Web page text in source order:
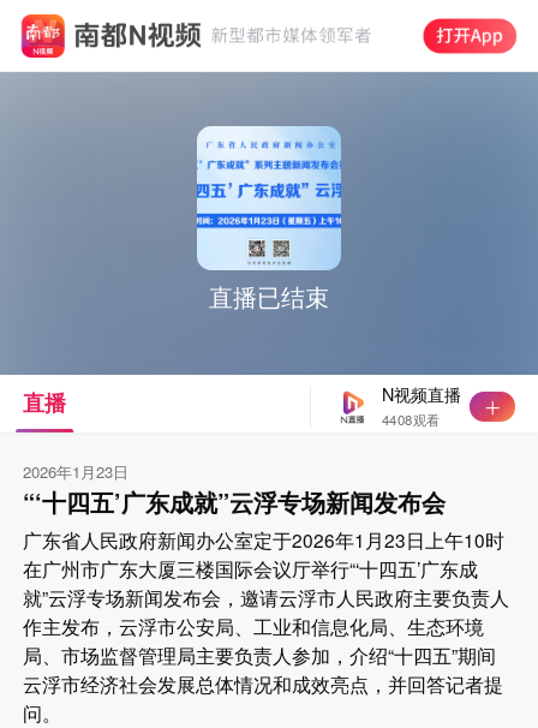
直播已结束
N视频直播
4408观看
直播
2026年1月23日
“‘十四五’广东成就”云浮专场新闻发布会
广东省人民政府新闻办公室定于2026年1月23日上午10时
在广州市广东大厦三楼国际会议厅举行“‘十四五’广东成
就”云浮专场新闻发布会，邀请云浮市人民政府主要负责人
作主发布，云浮市公安局、工业和信息化局、生态环境
局、市场监督管理局主要负责人参加，介绍“十四五”期间
云浮市经济社会发展总体情况和成效亮点，并回答记者提
问。